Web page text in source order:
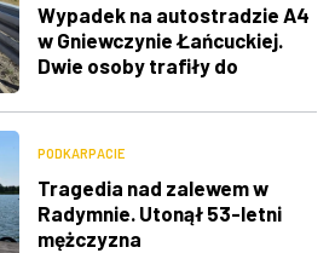
Wypadek na autostradzie A4
w Gniewczynie Łańcuckiej.
Dwie osoby trafiły do
PODKARPACIE
Tragedia nad zalewem w
Radymnie. Utonął 53-letni
mężczyzna